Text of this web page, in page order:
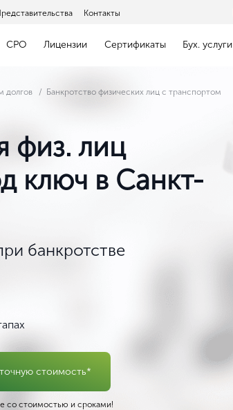
Контакты
СРО Лицензии Сертификаты Бух. услуги
долгов Банкротство физических лиц с транспортом
физ. лиц
ключ в Санкт-
банкротстве
точную стоимость*
со стоимостью и сроками!